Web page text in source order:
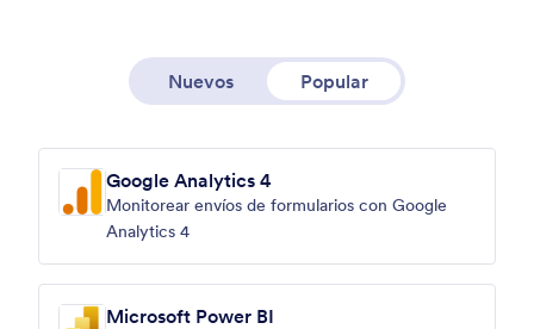
Nuevos Popular
Google Analytics 4
Monitorear envíos de formularios con Google
Analytics 4
Microsoft Power BI